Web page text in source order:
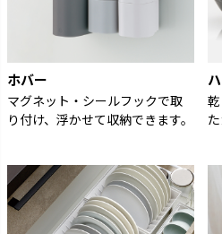
ホバー
マグネット・シールフックで取
り付け、浮かせて収納できます。